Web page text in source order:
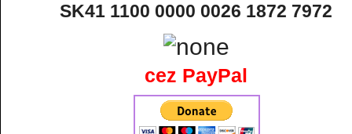
SK41 1100 0000 0026 1872 7972
cez PayPal